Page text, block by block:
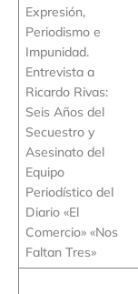
Expresión,
Periodismo e
Impunidad.
Entrevista a
Ricardo Rivas:
Seis Años del
Secuestro y
Asesinato del
Equipo
Periodístico del
Diario «El
Comercio» «Nos
Faltan Tres»